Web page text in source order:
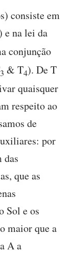
consiste em
e na lei da
conjunção
3 & T4). De T
quaisquer
respeito ao
de
por
das
que as
Sol e os
maior que a
A a